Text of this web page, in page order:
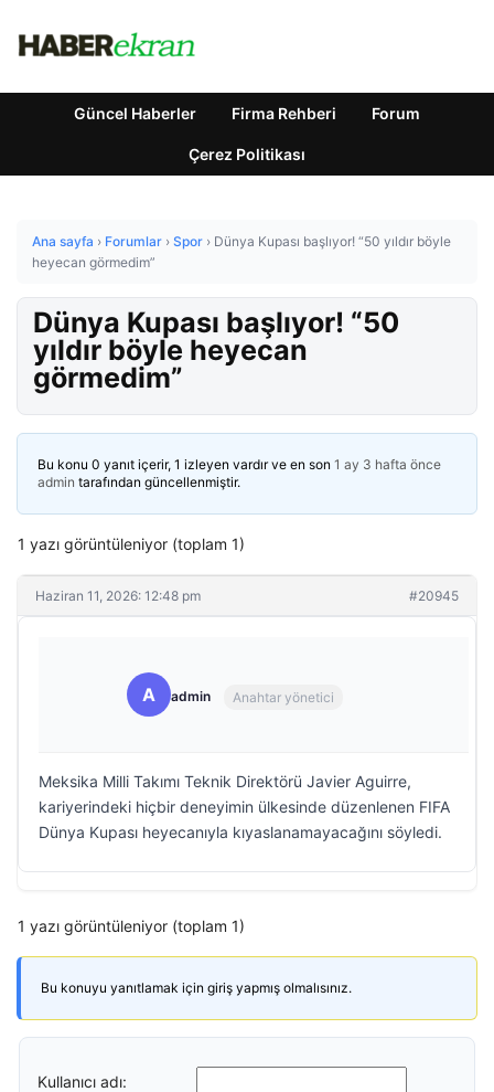
Güncel Haberler Firma Rehberi Forum
Çerez Politikası
Ana sayfa › Forumlar › Spor › Dünya Kupası başlıyor! “50 yıldır böyle
heyecan görmedim”
Dünya Kupası başlıyor! “50
yıldır böyle heyecan
görmedim”
Bu konu 0 yanıt içerir, 1 izleyen vardır ve en son 1 ay 3 hafta önce
admin tarafından güncellenmiştir.
1 yazı görüntüleniyor (toplam 1)
Haziran 11, 2026: 12:48 pm #20945
A admin Anahtar yönetici
Meksika Milli Takımı Teknik Direktörü Javier Aguirre,
kariyerindeki hiçbir deneyimin ülkesinde düzenlenen FIFA
Dünya Kupası heyecanıyla kıyaslanamayacağını söyledi.
1 yazı görüntüleniyor (toplam 1)
Bu konuyu yanıtlamak için giriş yapmış olmalısınız.
Kullanıcı adı: